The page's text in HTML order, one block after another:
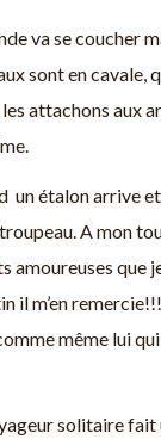
va se coucher
sont en cavale,
attachons aux
un étalon arrive
A mon
amoureuses que
il m’en
même lui
solitaire fait